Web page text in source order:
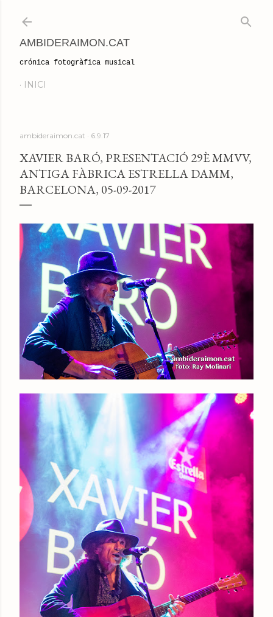
AMBIDERAIMON.CAT
crónica fotogràfica musical
INICI
ambideraimon.cat 6.9.17
XAVIER BARÓ, PRESENTACIÓ 29È MMVV,
ANTIGA FÀBRICA ESTRELLA DAMM,
BARCELONA, 05-09-2017